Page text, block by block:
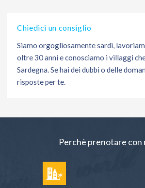
Chiedici un consiglio
Siamo orgogliosamente sardi,
oltre 30 anni e conosciamo i villaggi
Sardegna. Se hai dei dubbi o delle
risposte per te.
Perchè prenotare con